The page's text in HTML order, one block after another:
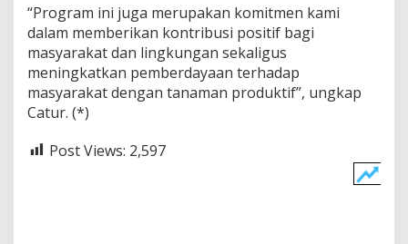
“Program ini juga merupakan komitmen kami
dalam memberikan kontribusi positif bagi
masyarakat dan lingkungan sekaligus
meningkatkan pemberdayaan terhadap
masyarakat dengan tanaman produktif”, ungkap
Catur. (*)
Post Views: 2,597